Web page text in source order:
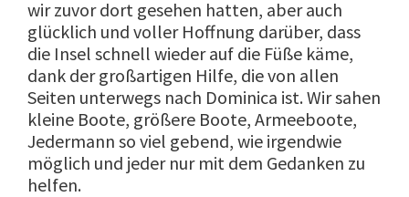
wir zuvor dort gesehen hatten, aber auch
glücklich und voller Hoffnung darüber, dass
die Insel schnell wieder auf die Füße käme,
dank der großartigen Hilfe, die von allen
Seiten unterwegs nach Dominica ist. Wir sahen
kleine Boote, größere Boote, Armeeboote,
Jedermann so viel gebend, wie irgendwie
möglich und jeder nur mit dem Gedanken zu
helfen.